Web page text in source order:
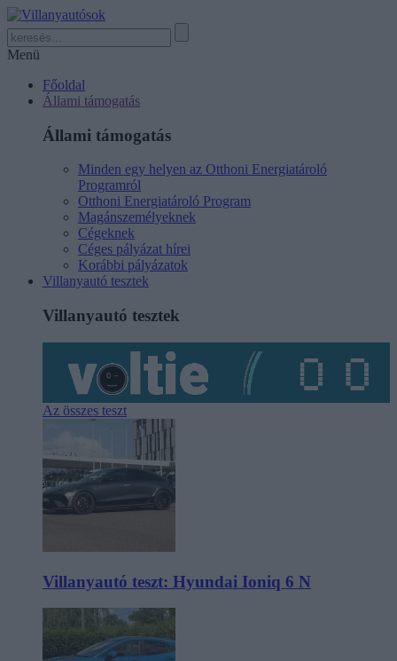
Menü
Főoldal
Állami támogatás
Állami támogatás
Minden egy helyen az Otthoni Energiatároló
Programról
Otthoni Energiatároló Program
Magánszemélyeknek
Cégeknek
Céges pályázat hírei
Korábbi pályázatok
Villanyautó tesztek
Villanyautó tesztek
Az összes teszt
Villanyautó teszt: Hyundai Ioniq 6 N